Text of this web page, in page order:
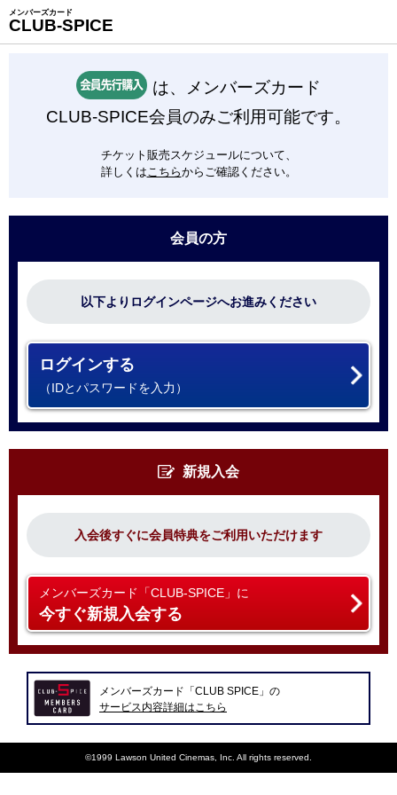
メンバーズカード
CLUB-SPICE
は、メンバーズカード
CLUB-SPICE会員のみご利用可能です。
チケット販売スケジュールについて、
詳しくはこちらからご確認ください。
会員の方
以下よりログインページへお進みください
ログインする
（IDとパスワードを入力）
新規入会
入会後すぐに会員特典をご利用いただけます
メンバーズカード「CLUB-SPICE」に
今すぐ新規入会する
メンバーズカード「CLUB SPICE」の
サービス内容詳細はこちら
©1999 Lawson United Cinemas, Inc. All rights reserved.